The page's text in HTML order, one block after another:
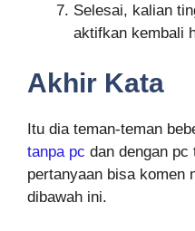
Selesai, kalian
aktifkan kembali
Akhir Kata
Itu dia teman-teman
tanpa pc dan dengan
pertanyaan bisa komen
dibawah ini.